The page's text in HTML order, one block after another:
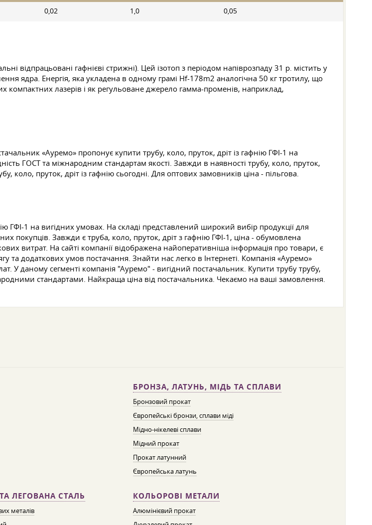
0,02 1,0 0,05
відпрацьовані гафнієві стрижні). Цей ізотоп з періодом напіврозпаду 31 р. містить у
ядра. Енергія, яка укладена в одному грамі Hf-178m2 аналогічна 50 кг тротилу, що
лазерів і як регульоване джерело гамма-променів, наприклад,
«Ауремо» пропонує купити трубу, коло, пруток, дріт із гафнію ГФІ-1 на
ГОСТ та міжнародним стандартам якості. Завжди в наявності трубу, коло, пруток,
коло, пруток, дріт із гафнію сьогодні. Для оптових замовників ціна - пільгова.
ГФІ-1 на вигідних умовах. На складі представлений широкий вибір продукції для
покупців. Завжди є труба, коло, пруток, дріт з гафнію ГФІ-1, ціна - обумовлена
витрат. На сайті компанії відображена найоперативніша інформація про товари, є
та додаткових умов постачання. Знайти нас легко в Інтернеті. Компанія «Ауремо»
У даному сегменті компанія "Ауремо" - вигідний постачальник. Купити трубу трубу,
стандартами. Найкраща ціна від постачальника. Чекаємо на ваші замовлення.
БРОНЗА, ЛАТУНЬ, МІДЬ ТА СПЛАВИ
Бронзовий прокат
Європейські бронзи, сплави міді
Мідно-нікелеві сплави
Мідний прокат
Прокат латунний
Європейська латунь
ЛЕГОВАНА СТАЛЬ
металів
КОЛЬОРОВІ МЕТАЛИ
Алюмінієвий прокат